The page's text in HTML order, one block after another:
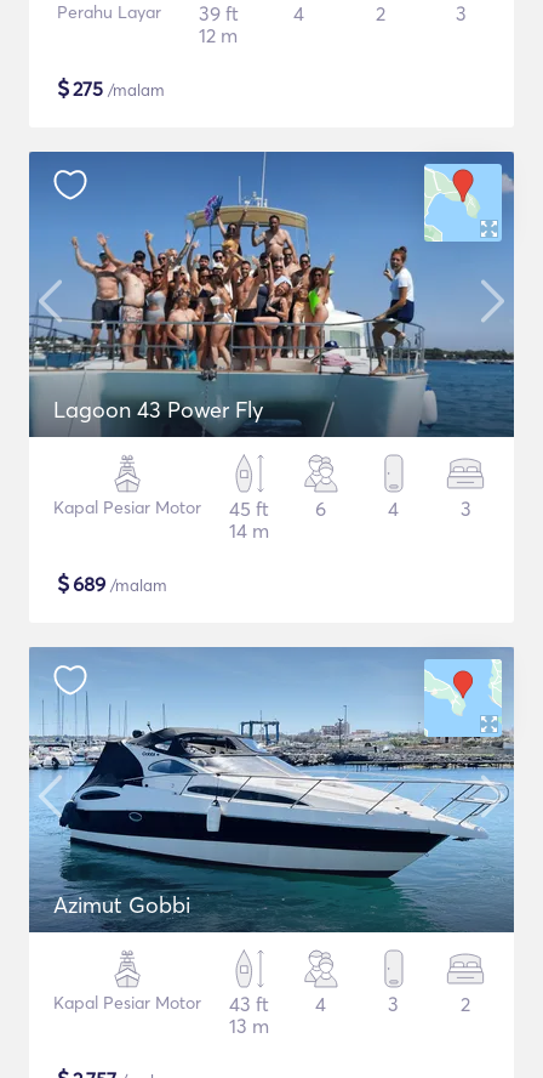
Perahu Layar
39 ft
12 m
4 2 3
$275 /malam
Lagoon 43 Power Fly
Kapal Pesiar Motor
45 ft
14 m
6 4 3
$689 /malam
Azimut Gobbi
Kapal Pesiar Motor
43 ft
13 m
4 3 2